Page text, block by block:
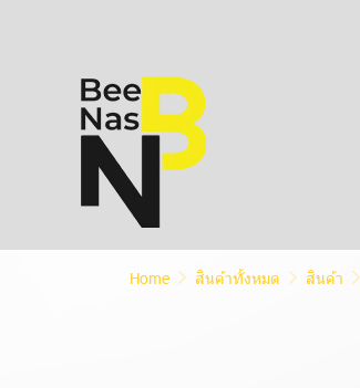
Home สินค้าทั้งหมด สินค้า